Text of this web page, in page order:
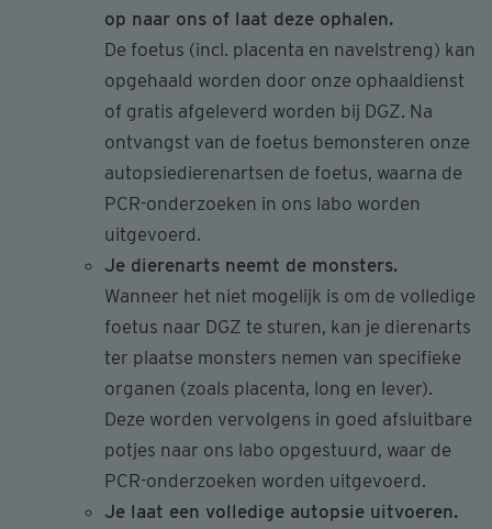
op naar ons of laat deze ophalen.
De foetus (incl. placenta en navelstreng) kan
opgehaald worden door onze ophaaldienst
of gratis afgeleverd worden bij DGZ. Na
ontvangst van de foetus bemonsteren onze
autopsiedierenartsen de foetus, waarna de
PCR-onderzoeken in ons labo worden
uitgevoerd.
Je dierenarts neemt de monsters.
Wanneer het niet mogelijk is om de volledige
foetus naar DGZ te sturen, kan je dierenarts
ter plaatse monsters nemen van specifieke
organen (zoals placenta, long en lever).
Deze worden vervolgens in goed afsluitbare
potjes naar ons labo opgestuurd, waar de
PCR-onderzoeken worden uitgevoerd.
Je laat een volledige autopsie uitvoeren.